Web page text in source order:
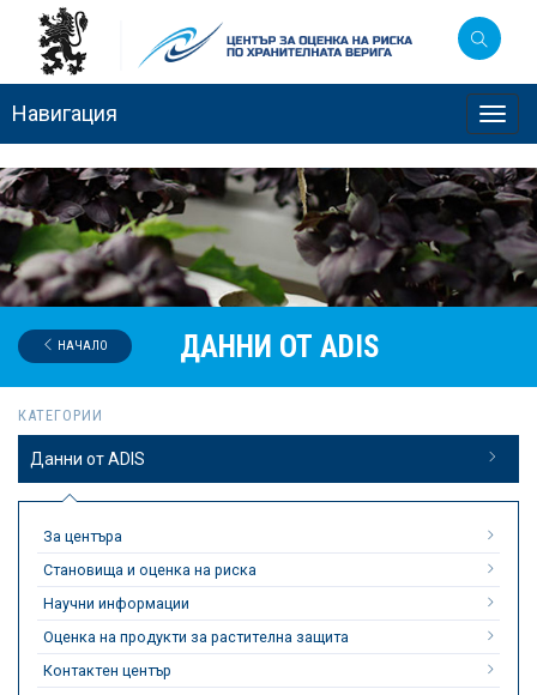
Навигация
ДАННИ ОТ ADIS
НАЧАЛО
КАТЕГОРИИ
Данни от ADIS
За центъра
Становища и оценка на риска
Научни информации
Оценка на продукти за растителна защита
Контактен център